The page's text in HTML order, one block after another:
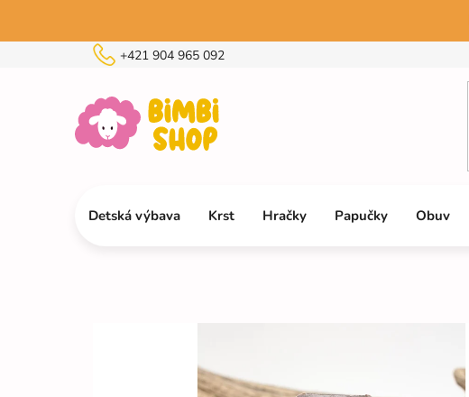
+421 904 965 092
Detská výbava Krst Hračky Papučky Obuv